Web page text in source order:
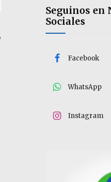
Seguinos en
Sociales
Facebook
WhatsApp
Instagram